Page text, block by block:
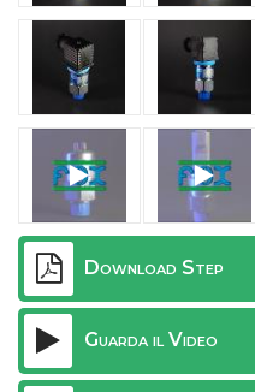
Download Step
Guarda il Video